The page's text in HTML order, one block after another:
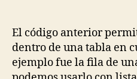
El código anterior
dentro de una tabla en
ejemplo fue la fila de